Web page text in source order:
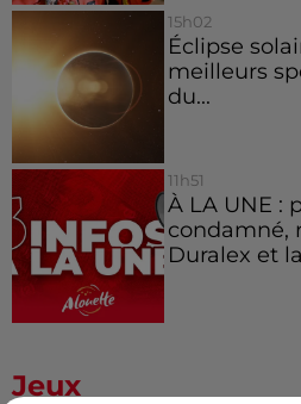
15h02
Éclipse
meilleurs
du...
11h51
À LA UNE :
condamné,
Duralex et
Jeux